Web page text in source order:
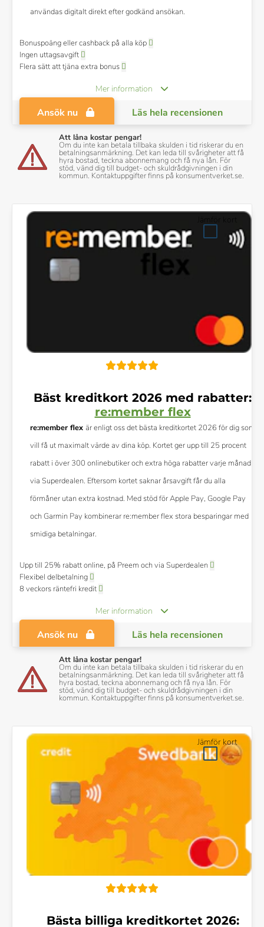
användas digitalt direkt efter godkänd ansökan.
Bonuspoäng eller cashback på alla köp
Ingen uttagsavgift
Flera sätt att tjäna extra bonus
Mer information
Ansök nu Läs hela recensionen
Att låna kostar pengar!
Om du inte kan betala tillbaka skulden i tid riskerar du en
betalningsanmärkning. Det kan leda till svårigheter att få
hyra bostad, teckna abonnemang och få nya lån. För
stöd, vänd dig till budget- och skuldrådgivningen i din
kommun. Kontaktuppgifter finns på konsumentverket.se.
Bäst kreditkort 2026 med rabatter:
re:member flex
re:member flex är enligt oss det bästa kreditkortet 2026 för dig som
vill få ut maximalt värde av dina köp. Kortet ger upp till 25 procent
rabatt i över 300 onlinebutiker och extra höga rabatter varje månad
via Superdealen. Eftersom kortet saknar årsavgift får du alla
förmåner utan extra kostnad. Med stöd för Apple Pay, Google Pay
och Garmin Pay kombinerar re:member flex stora besparingar med
smidiga betalningar.
Upp till 25% rabatt online, på Preem och via Superdealen
Flexibel delbetalning
8 veckors räntefri kredit
Mer information
Ansök nu Läs hela recensionen
Att låna kostar pengar!
Om du inte kan betala tillbaka skulden i tid riskerar du en
betalningsanmärkning. Det kan leda till svårigheter att få
hyra bostad, teckna abonnemang och få nya lån. För
stöd, vänd dig till budget- och skuldrådgivningen i din
kommun. Kontaktuppgifter finns på konsumentverket.se.
Bästa billiga kreditkortet 2026:
Jämför kort